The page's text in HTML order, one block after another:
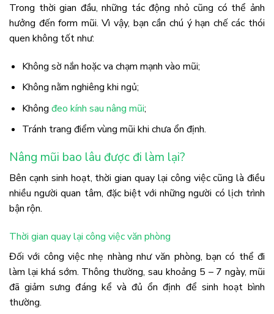
Trong thời gian đầu, những tác động nhỏ cũng có thể ảnh
hưởng đến form mũi. Vì vậy, bạn cần chú ý hạn chế các thói
quen không tốt như:
Không sờ nắn hoặc va chạm mạnh vào mũi;
Không nằm nghiêng khi ngủ;
Không đeo kính sau nâng mũi;
Tránh trang điểm vùng mũi khi chưa ổn định.
Nâng mũi bao lâu được đi làm lại?
Bên cạnh sinh hoạt, thời gian quay lại công việc cũng là điều
nhiều người quan tâm, đặc biệt với những người có lịch trình
bận rộn.
Thời gian quay lại công việc văn phòng
Đối với công việc nhẹ nhàng như văn phòng, bạn có thể đi
làm lại khá sớm. Thông thường, sau khoảng 5 – 7 ngày, mũi
đã giảm sưng đáng kể và đủ ổn định để sinh hoạt bình
thường.